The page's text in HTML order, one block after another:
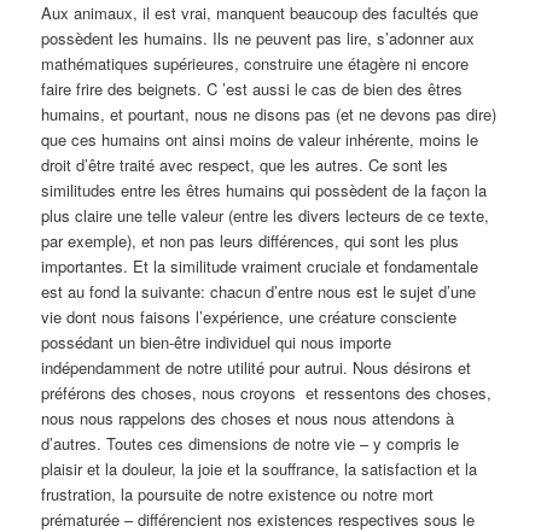
Aux animaux, il est vrai, manquent beaucoup des facultés que
possèdent les humains. Ils ne peuvent pas lire, s’adonner aux
mathématiques supérieures, construire une étagère ni encore
faire frire des beignets. C ’est aussi le cas de bien des êtres
humains, et pourtant, nous ne disons pas (et ne devons pas dire)
que ces humains ont ainsi moins de valeur inhérente, moins le
droit d’être traité avec respect, que les autres. Ce sont les
similitudes entre les êtres humains qui possèdent de la façon la
plus claire une telle valeur (entre les divers lecteurs de ce texte,
par exemple), et non pas leurs différences, qui sont les plus
importantes. Et la similitude vraiment cruciale et fondamentale
est au fond la suivante: chacun d’entre nous est le sujet d’une
vie dont nous faisons l’expérience, une créature consciente
possédant un bien-être individuel qui nous importe
indépendamment de notre utilité pour autrui. Nous désirons et
préférons des choses, nous croyons et ressentons des choses,
nous nous rappelons des choses et nous nous attendons à
d’autres. Toutes ces dimensions de notre vie – y compris le
plaisir et la douleur, la joie et la souffrance, la satisfaction et la
frustration, la poursuite de notre existence ou notre mort
prématurée – différencient nos existences respectives sous le